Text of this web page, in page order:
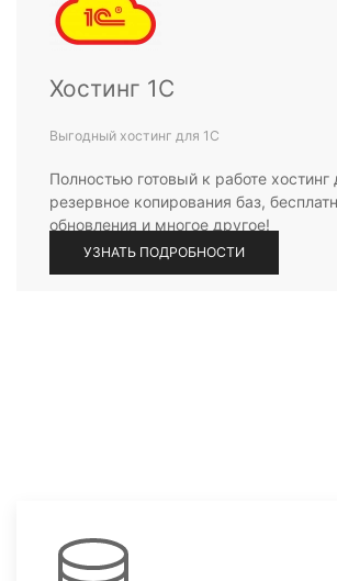
Хостинг 1С
Выгодный хостинг для 1С
Полностью готовый к работе хостинг
резервное копирования баз,
обновления и многое другое!
УЗНАТЬ ПОДРОБНОСТИ